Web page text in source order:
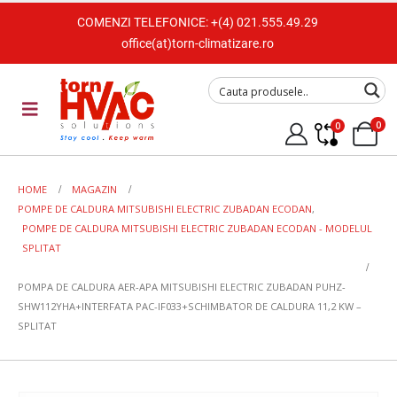
COMENZI TELEFONICE:+(4) 021.555.49.29
office(at)torn-climatizare.ro
0 0
HOME
MAGAZIN
POMPE DE CALDURA MITSUBISHI ELECTRIC ZUBADAN ECODAN,
POMPE DE CALDURA MITSUBISHI ELECTRIC ZUBADAN ECODAN - MODELUL
SPLITAT
POMPA DE CALDURA AER-APA MITSUBISHI ELECTRIC ZUBADAN PUHZ-
SHW112YHA+INTERFATA PAC-IF033+SCHIMBATOR DE CALDURA 11,2 KW –
SPLITAT